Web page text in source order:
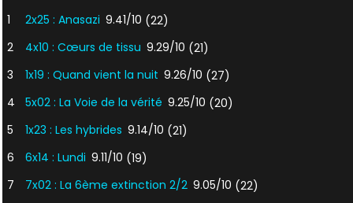
1 2x25 : Anasazi 9.41/10 (22)
2
4x10 : Cœurs de tissu 9.29/10 (21)
3
1x19 : Quand vient la nuit 9.26/10 (27)
4
5x02 : La Voie de la vérité 9.25/10 (20)
5
1x23 : Les hybrides 9.14/10 (21)
6
6x14 : Lundi 9.11/10 (19)
7
7x02 : La 6ème extinction 2/2 9.05/10 (22)